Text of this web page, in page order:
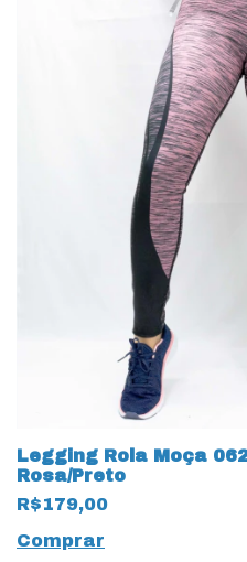
Legging Rola Moça
Rosa/Preto
R$179,00
Comprar